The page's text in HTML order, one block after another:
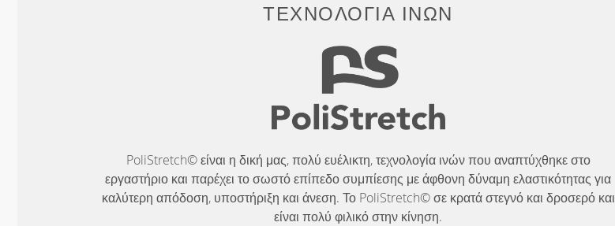
ΤΕΧΝΟΛΟΓΊΑ ΙΝΏΝ
PoliStretch© είναι η δική μας, πολύ ευέλικτη, τεχνολογία ινών που αναπτύχθηκε στο
εργαστήριο και παρέχει το σωστό επίπεδο συμπίεσης με άφθονη δύναμη ελαστικότητας για
καλύτερη απόδοση, υποστήριξη και άνεση. Το PoliStretch© σε κρατά στεγνό και δροσερό και
είναι πολύ φιλικό στην κίνηση.